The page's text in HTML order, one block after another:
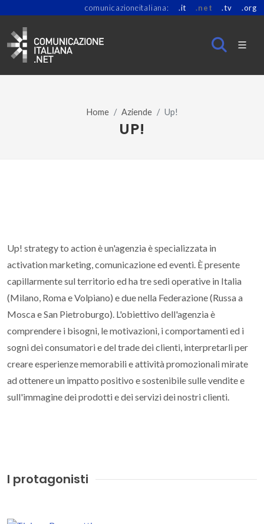
comunicazioneitaliana: .it .net .tv .org
Home Aziende Up!
UP!
Up! strategy to action è un'agenzia è specializzata in
activation marketing, comunicazione ed eventi. È presente
capillarmente sul territorio ed ha tre sedi operative in Italia
(Milano, Roma e Volpiano) e due nella Federazione (Russa a
Mosca e San Pietroburgo). L'obiettivo dell'agenzia è
comprendere i bisogni, le motivazioni, i comportamenti ed i
sogni dei consumatori e del trade dei clienti, interpretarli per
creare esperienze memorabili e attività promozionali mirate
ad ottenere un impatto positivo e sostenibile sulle vendite e
sull'immagine dei prodotti e dei servizi dei nostri clienti.
I protagonisti